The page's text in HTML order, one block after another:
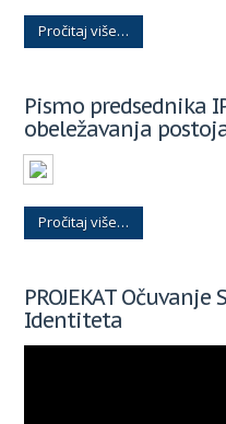
Pročitaj više…
Pismo predsednika
obeležavanja
Pročitaj više…
PROJEKAT
Identiteta